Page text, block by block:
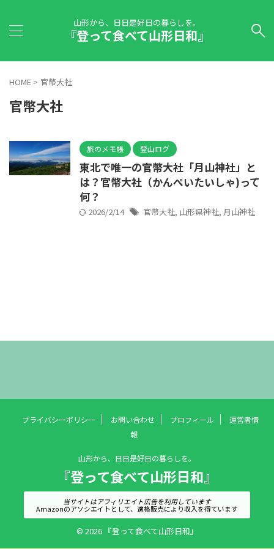
山形から、日日是好日の暮らしを。
『登って食べて山形日和』
HOME > 官幣大社
官幣大社
旅のメモ帳 登山ログ
東北で唯一の官幣大社「月山神社」と
は？官幣大社（かんぺいたいしゃ)って
何？
2026/2/14 官幣大社, 山形県神社, 月山神社
プライバシーポリシー お問い合わせ プロフィール
運営者情
報
山形から、日日是好日の暮らしを。
『登って食べて山形日和』
当サイトはアフィリエイト広告を利用しています
Amazonのアソシエイトとして、適格販売により収入を得ています
© 2026 『登って食べて山形日和』